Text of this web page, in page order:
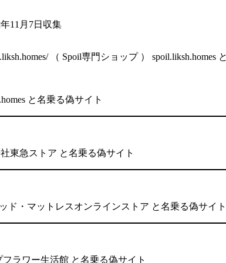
11月7日収集
（ Spoil専門ショップ ） spoil.liksh.homes
と名乗る偽サイト
東急ストア と名乗る偽サイト
ド・マットレスオンラインストア と名乗る偽サイト
フラワー生活館 と名乗る偽サイト